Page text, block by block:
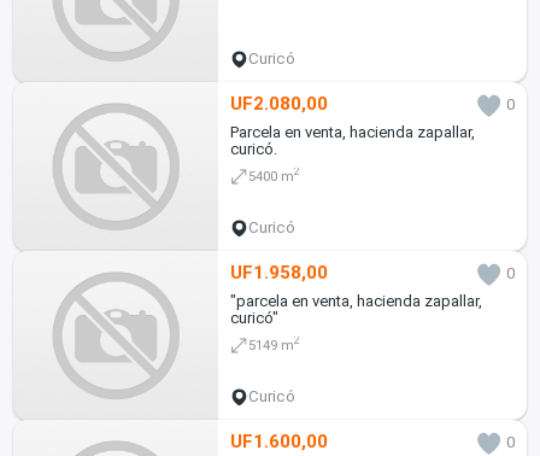
Curicó
UF2.080,00
0
Parcela en venta, hacienda zapallar,
curicó.
5400 m2
Curicó
UF1.958,00
0
"parcela en venta, hacienda zapallar,
curicó"
5149 m2
Curicó
UF1.600,00 0